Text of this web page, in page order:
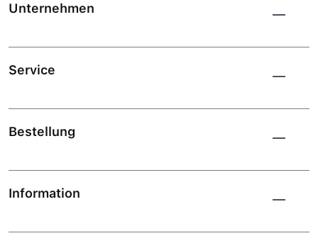
Unternehmen
Service
Bestellung
Information